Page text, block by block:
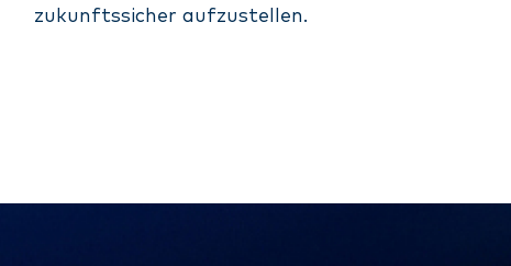
zukunftssicher aufzustellen.